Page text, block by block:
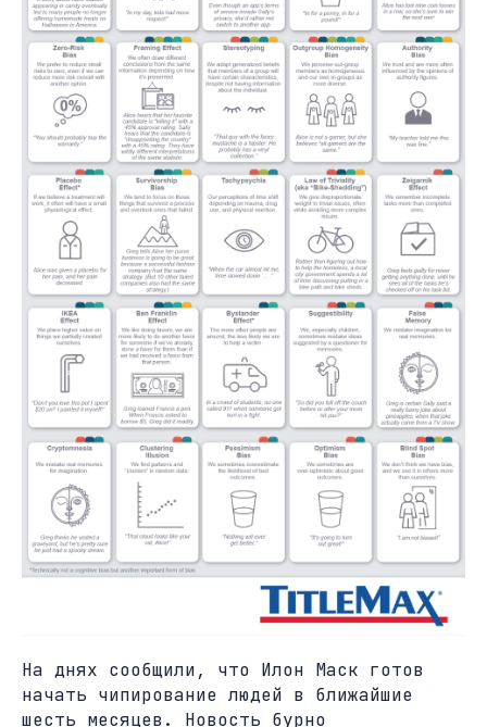
На днях сообщили, что Илон Маск готов
начать чипирование людей в ближайшие
шесть месяцев. Новость бурно